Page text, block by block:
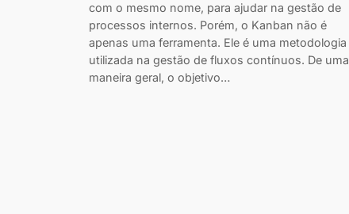
com o mesmo nome, para ajudar na gestão de
processos internos. Porém, o Kanban não é
apenas uma ferramenta. Ele é uma metodologia
utilizada na gestão de fluxos contínuos. De uma
maneira geral, o objetivo…